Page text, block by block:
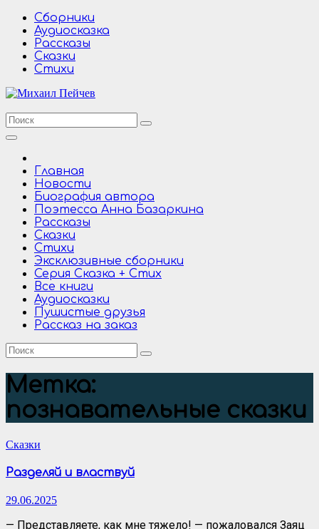
Перейти
содержимому
Сборники
Аудиосказка
Рассказы
Сказки
Стихи
Главная
Новости
Биография автора
Поэтесса Анна Базаркина
Рассказы
Сказки
Стихи
Эксклюзивные сборники
Серия Сказка + Стих
Все книги
Аудиосказки
Пушистые друзья
Рассказ на заказ
Метка:
познавательные сказки
Сказки
Разделяй и властвуй
29.06.2025
— Представляете, как мне тяжело! — пожаловался Заяц